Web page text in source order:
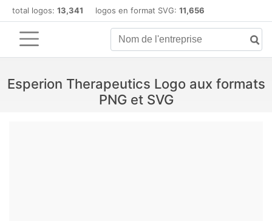
total logos: 13,341 logos en format SVG: 11,656
Esperion Therapeutics Logo aux formats
PNG et SVG